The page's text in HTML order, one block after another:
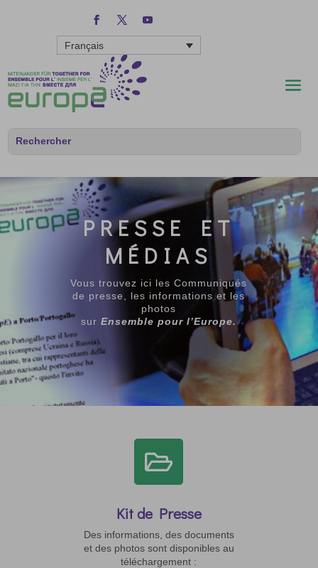
Français
PRESSE ET
MÉDIAS
Vous trouvez ici les Communiqués
de presse, les informations et les
photos
surEnsemble pour l’Europe.

Kit de Presse
Des informations, des documents
et des photos sont disponibles au
téléchargement :